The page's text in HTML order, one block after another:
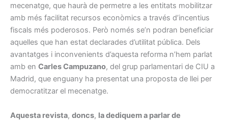
mecenatge, que haurà de permetre a les entitats mobilitzar
amb més facilitat recursos econòmics a través d’incentius
fiscals més poderosos. Però només se’n podran beneficiar
aquelles que han estat declarades d’utilitat pública. Dels
avantatges i inconvenients d’aquesta reforma n’hem parlat
amb en Carles Campuzano, del grup parlamentari de CIU a
Madrid, que enguany ha presentat una proposta de llei per
democratitzar el mecenatge.
Aquesta revista, doncs, la dediquem a parlar de